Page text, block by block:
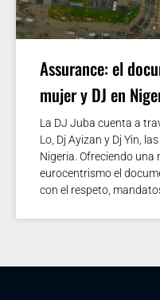
Assurance: el
mujer y DJ en
La DJ Juba cuenta a
Lo, Dj Ayizan y Dj Yin,
Nigeria. Ofreciendo una
eurocentrismo el
con el respeto,